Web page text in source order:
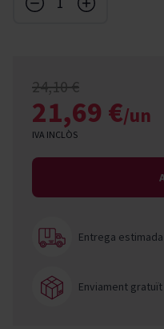
24,10 €
21,69 €/un
IVA INCLÒS
Entrega
Enviament